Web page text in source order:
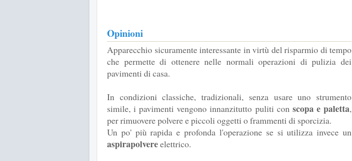
Opinioni
Apparecchio sicuramente interessante in virtù del risparmio di tempo
che permette di ottenere nelle normali operazioni di pulizia dei
pavimenti di casa.
In condizioni classiche, tradizionali, senza usare uno strumento
simile, i pavimenti vengono innanzitutto puliti con scopa e paletta,
per rimuovere polvere e piccoli oggetti o frammenti di sporcizia.
Un po' più rapida e profonda l'operazione se si utilizza invece un
aspirapolvereelettrico.